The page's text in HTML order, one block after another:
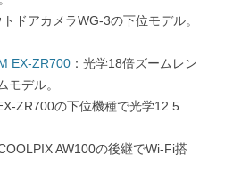
トドアカメラWG-3の下位モデル。
EX-ZR700 ：光学18倍ズームレン
モデル。
ZR700の下位機種で光学12.5
AW100の後継でWi-Fi搭